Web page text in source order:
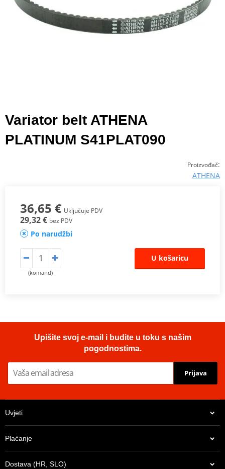
Variator belt ATHENA
PLATINUM S41PLAT090
Proizvođač:
ATHENA
36,65 € Uključuje PDV
29,32 € bez PDV
Po narudžbi
(komand)
U košaricu
Upišite svoj e-mail i budite u toku s našim
pogodnostima.
Prijava
Uvjeti
Plaćanje
Dostava (HR, SLO)